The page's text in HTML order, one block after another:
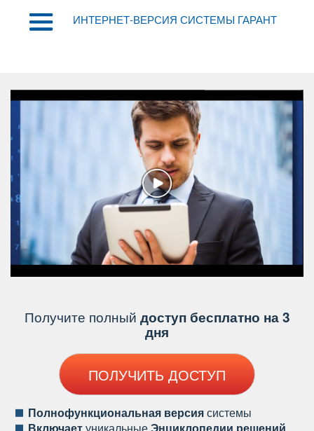
ИНТЕРНЕТ-ВЕРСИЯ СИСТЕМЫ ГАРАНТ
Получите полный доступ бесплатно на 3
дня
ПОЛУЧИТЬ ДОСТУП
Полнофункциональная версиясистемы
ключаетуникальныеЭнциклопедии решений